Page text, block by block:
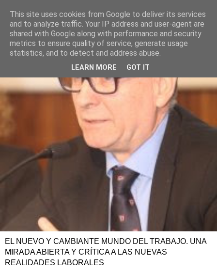
EL NUEVO Y CAMBIANTE MUNDO DEL TRABAJO. UNA
MIRADA ABIERTA Y CRÍTICA A LAS NUEVAS
REALIDADES LABORALES
This site uses cookies from Google to deliver its services
and to analyze traffic. Your IP address and user-agent are
shared with Google along with performance and security
metrics to ensure quality of service, generate usage
statistics, and to detect and address abuse.
LEARN MORE GOT IT